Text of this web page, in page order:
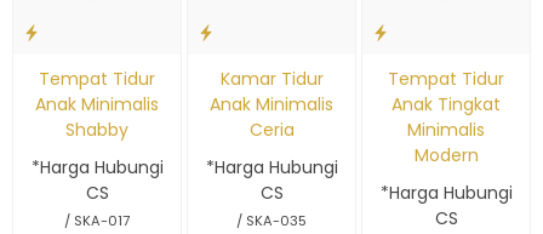
Tempat Tidur
Anak Minimalis
Shabby
*Harga Hubungi
CS
/ SKA-017
Kamar Tidur
Anak Minimalis
Ceria
*Harga Hubungi
CS
/ SKA-035
Tempat Tidur
Anak Tingkat
Minimalis
Modern
*Harga Hubungi
CS